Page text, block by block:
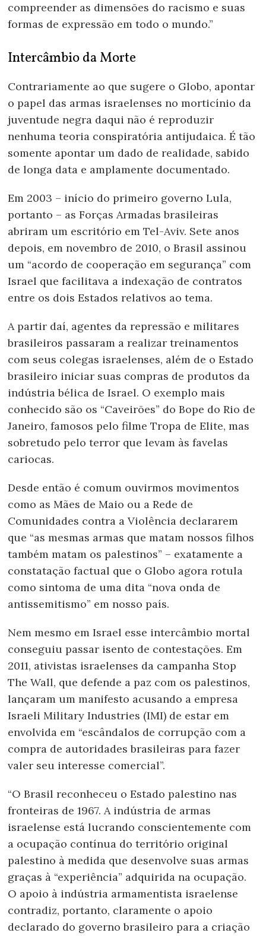
compreender as dimensões do racismo e suas
formas de expressão em todo o mundo.”
Intercâmbio da Morte
Contrariamente ao que sugere o Globo, apontar
o papel das armas israelenses no morticínio da
juventude negra daqui não é reproduzir
nenhuma teoria conspiratória antijudaica. É tão
somente apontar um dado de realidade, sabido
de longa data e amplamente documentado.
Em 2003 – início do primeiro governo Lula,
portanto – as Forças Armadas brasileiras
abriram um escritório em Tel-Aviv. Sete anos
depois, em novembro de 2010, o Brasil assinou
um “acordo de cooperação em segurança” com
Israel que facilitava a indexação de contratos
entre os dois Estados relativos ao tema.
A partir daí, agentes da repressão e militares
brasileiros passaram a realizar treinamentos
com seus colegas israelenses, além de o Estado
brasileiro iniciar suas compras de produtos da
indústria bélica de Israel. O exemplo mais
conhecido são os “Caveirões” do Bope do Rio de
Janeiro, famosos pelo filme Tropa de Elite, mas
sobretudo pelo terror que levam às favelas
cariocas.
Desde então é comum ouvirmos movimentos
como as Mães de Maio ou a Rede de
Comunidades contra a Violência declararem
que “as mesmas armas que matam nossos filhos
também matam os palestinos” – exatamente a
constatação factual que o Globo agora rotula
como sintoma de uma dita “nova onda de
antissemitismo” em nosso país.
Nem mesmo em Israel esse intercâmbio mortal
conseguiu passar isento de contestações. Em
2011, ativistas israelenses da campanha Stop
The Wall, que defende a paz com os palestinos,
lançaram um manifesto acusando a empresa
Israeli Military Industries (IMI) de estar em
envolvida em “escândalos de corrupção com a
compra de autoridades brasileiras para fazer
valer seu interesse comercial”.
“O Brasil reconheceu o Estado palestino nas
fronteiras de 1967. A indústria de armas
israelense está lucrando conscientemente com
a ocupação contínua do território original
palestino à medida que desenvolve suas armas
graças à “experiência” adquirida na ocupação.
O apoio à indústria armamentista israelense
contradiz, portanto, claramente o apoio
declarado do governo brasileiro para a criação